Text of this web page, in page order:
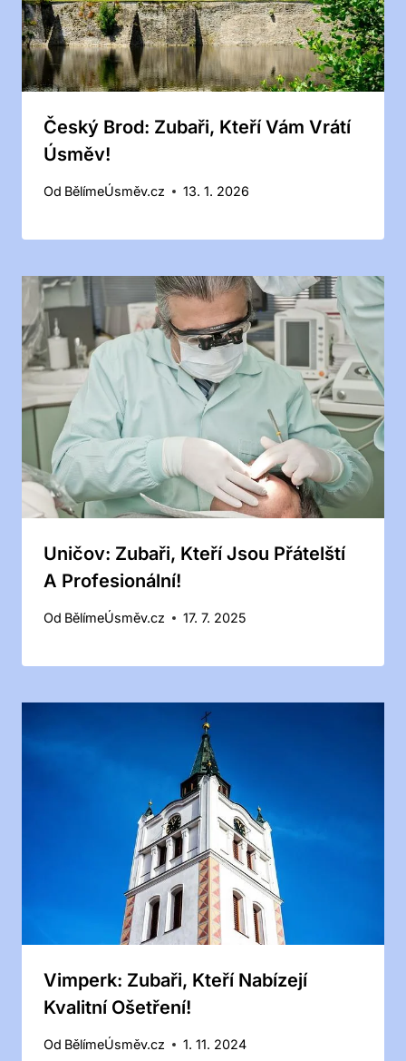
Český Brod: Zubaři, Kteří Vám Vrátí
Úsměv!
Od BělímeÚsměv.cz 13. 1. 2026
Uničov: Zubaři, Kteří Jsou Přátelští
A Profesionální!
Od BělímeÚsměv.cz 17. 7. 2025
Vimperk: Zubaři, Kteří Nabízejí
Kvalitní Ošetření!
Od BělímeÚsměv.cz 1. 11. 2024